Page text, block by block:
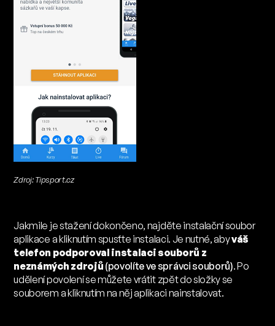
Zdroj: Tipsport.cz
Jakmile je stažení dokončeno, najděte instalační soubor
aplikace a kliknutím spusťte instalaci. Je nutné, abyváš
telefon podporoval instalaci souborů z
neznámých zdrojů (povolíte ve správci souborů). Po
udělení povolení se můžete vrátit zpět do složky se
souborem a kliknutím na něj aplikaci nainstalovat.